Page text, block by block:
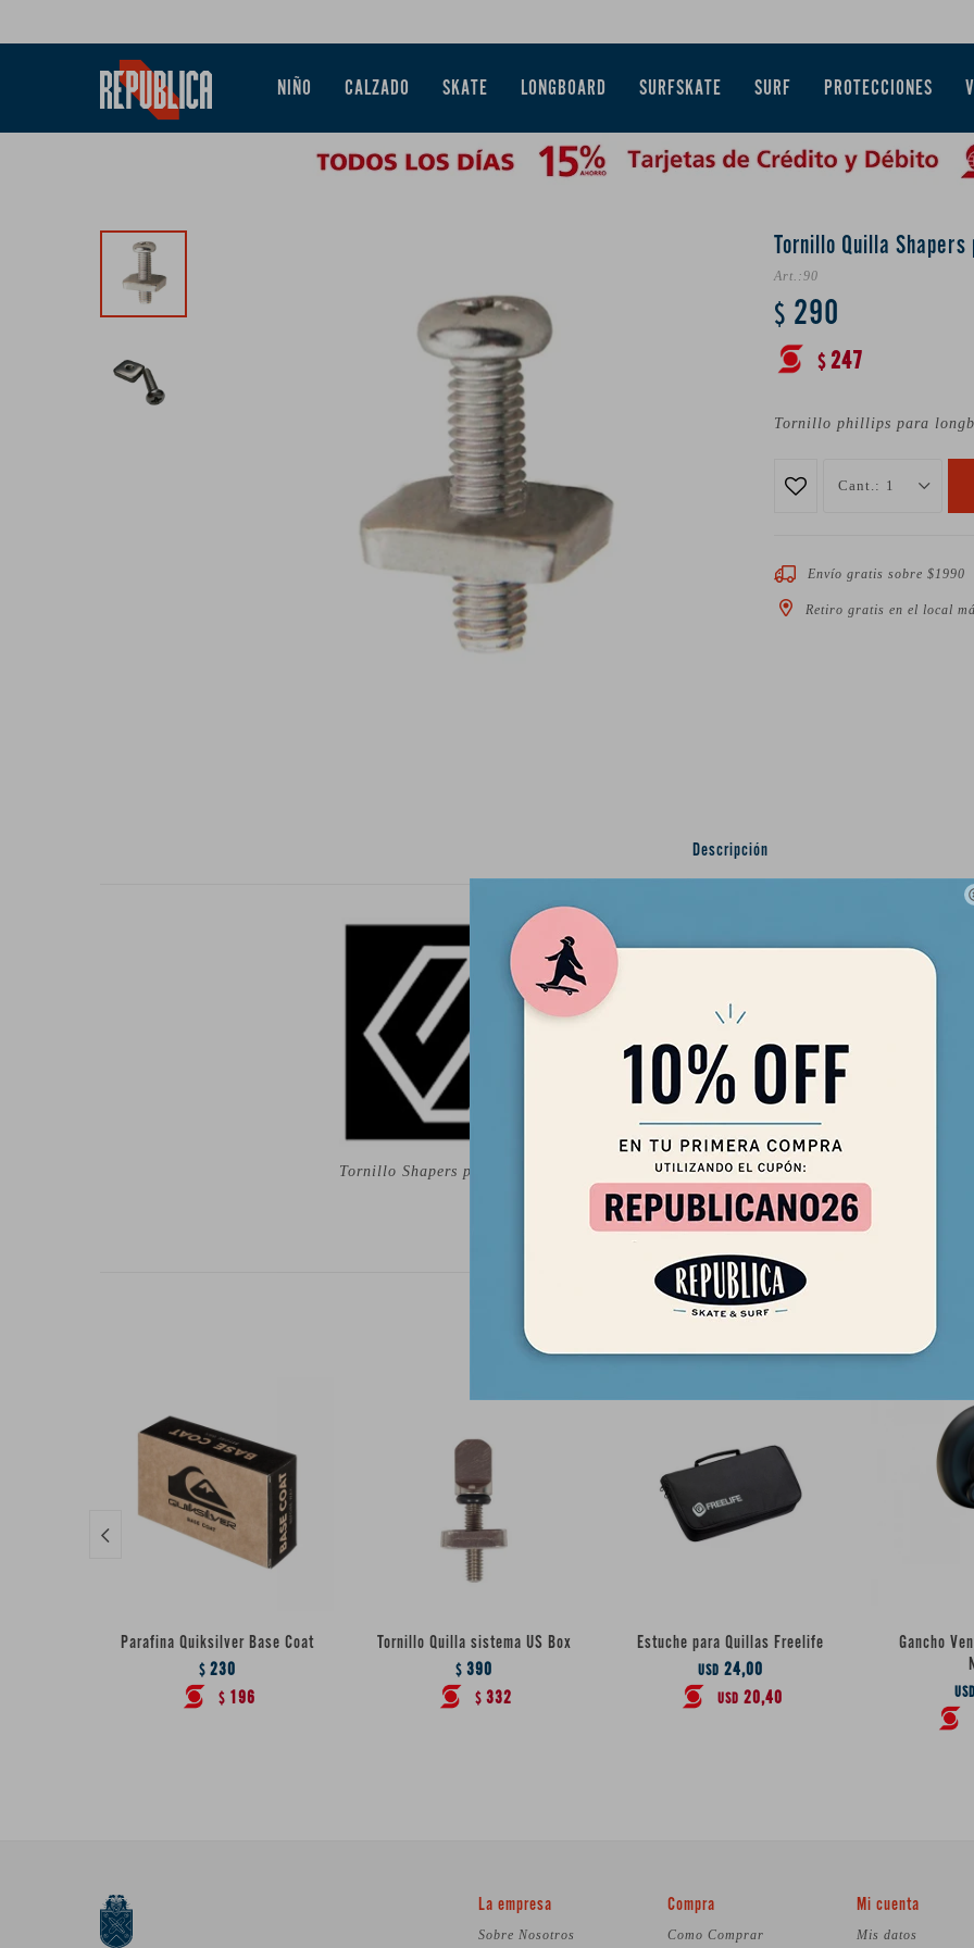
NIÑO CALZADO SKATE LONGBOARD SURFSKATE SURF PROTECCIONES
Tornillo Quilla Shapers
90
$ 290
$247
Tornillo phillips para
1
Envío gratis sobre $1990
Retiro gratis en el local
Descripción
Tornillo Shapers phillips para longboard o sup!
Productos que te pueden interesar
Parafina Quiksilver Base Coat
$ 230
$ 196
Tornillo Quilla sistema US Box
$ 390
$ 332
Estuche para Quillas Freelife
USD 24,00
USD 20,40
Gancho
USD

La empresa
Sobre Nosotros
Compra
Como Comprar
Mi cuenta
Mis datos